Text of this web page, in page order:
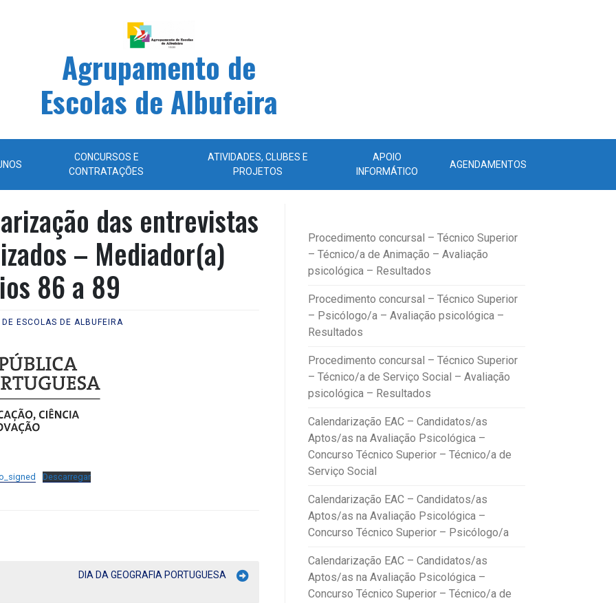
Agrupamento de
Escolas de Albufeira
CONCURSOS E
CONTRATAÇÕES
ATIVIDADES, CLUBES E
PROJETOS
APOIO
INFORMÁTICO
AGENDAMENTOS
das entrevistas
– Mediador(a)
86 a 89
ESCOLAS DE ALBUFEIRA
Descarregar
DIA DA GEOGRAFIA PORTUGUESA
Procedimento concursal – Técnico Superior
– Técnico/a de Animação – Avaliação
psicológica – Resultados
Procedimento concursal – Técnico Superior
– Psicólogo/a – Avaliação psicológica –
Resultados
Procedimento concursal – Técnico Superior
– Técnico/a de Serviço Social – Avaliação
psicológica – Resultados
Calendarização EAC – Candidatos/as
Aptos/as na Avaliação Psicológica –
Concurso Técnico Superior – Técnico/a de
Serviço Social
Calendarização EAC – Candidatos/as
Aptos/as na Avaliação Psicológica –
Concurso Técnico Superior – Psicólogo/a
Calendarização EAC – Candidatos/as
Aptos/as na Avaliação Psicológica –
Concurso Técnico Superior – Técnico/a de